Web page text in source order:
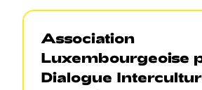
Association
Luxembourgeoise
Dialogue